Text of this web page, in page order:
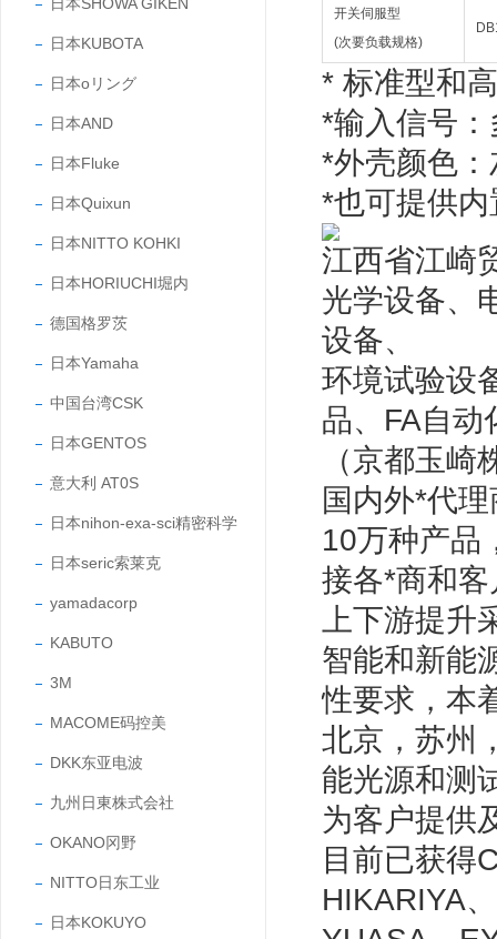
日本KUBOTA
日本oリング
日本AND
日本Fluke
日本Quixun
日本NITTO KOHKI
日本HORIUCHI堀内
德国格罗茨
日本Yamaha
中国台湾CSK
日本GENTOS
意大利 AT0S
日本nihon-exa-sci精密科学
日本seric索莱克
yamadacorp
KABUTO
3M
MACOME码控美
DKK东亚电波
九州日東株式会社
OKANO冈野
NITTO日东工业
日本KOKUYO
开关伺服型
(次要负载规格)
* 标准型和
*输入信号
*外壳颜色：
*也可提供
江西省江崎
光学设备、
设备、
环境试验设
品、FA自动
（京都玉
国内外*代
10万种产品
接各*商和
上下游提
智能和新能
性要求，本
北京，苏州
能光源和测
为客户提供
目前已获得
HIKARIYA